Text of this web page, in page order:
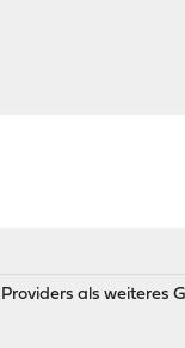
als weiteres